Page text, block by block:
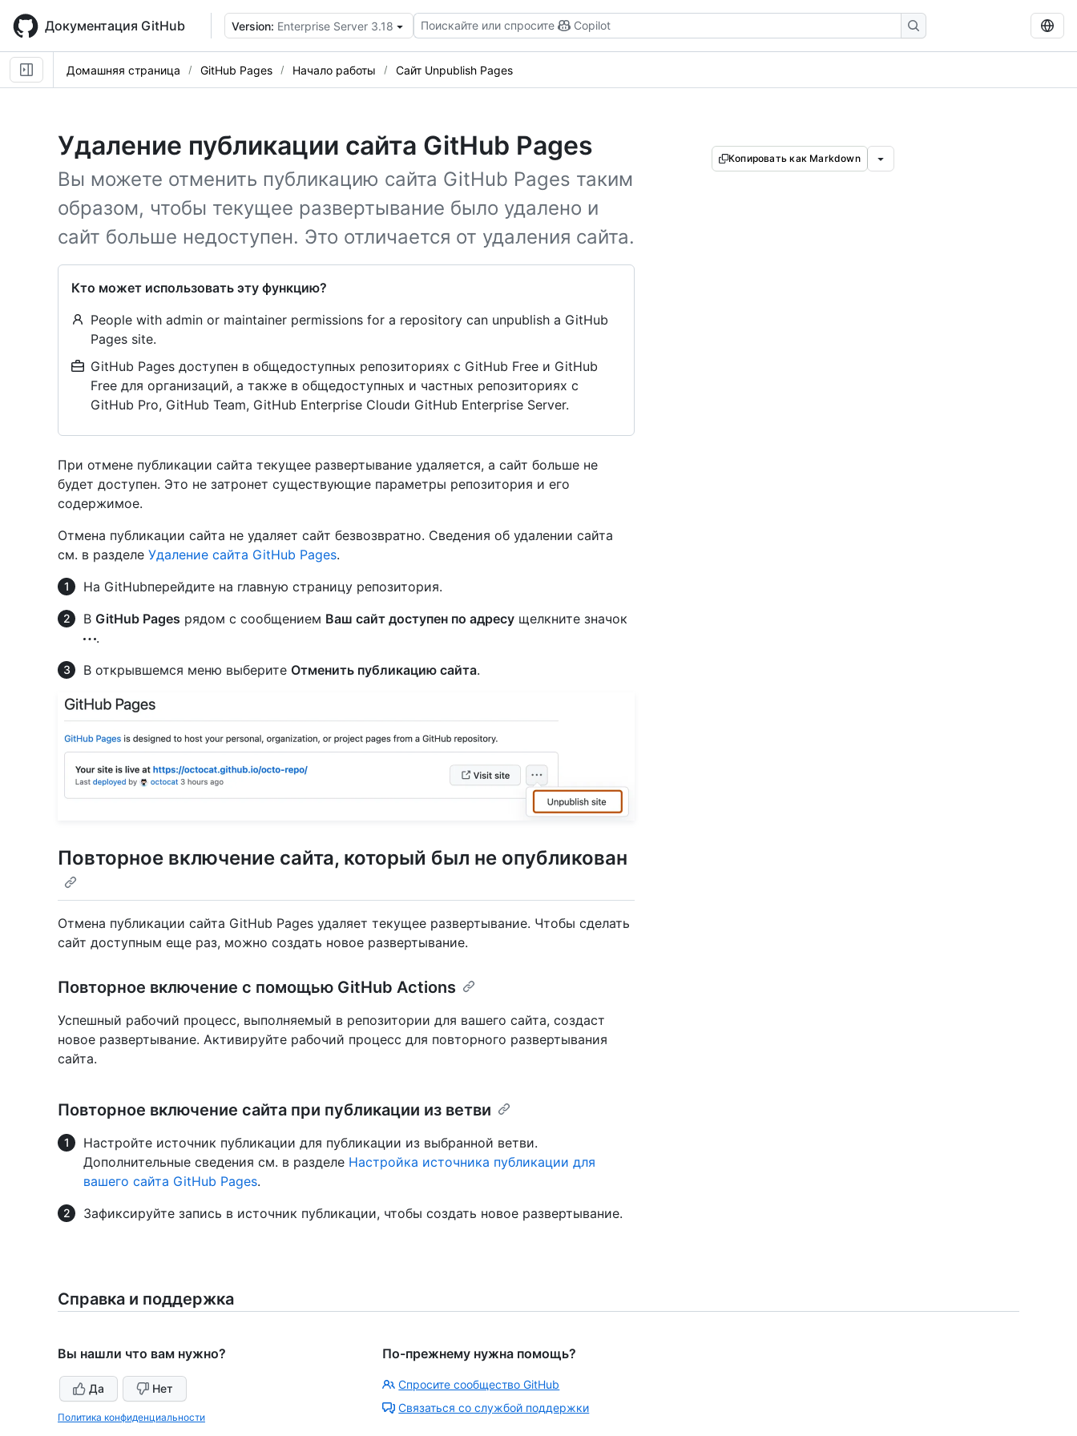
main
content
Документация GitHub Version: Enterprise Server 3.18 Поискайте или спросите Copilot
Домашняя страница GitHub Pages Начало работы Сайт Unpublish Pages
Удаление публикации сайта GitHub Pages
Вы можете отменить публикацию сайта GitHub Pages таким
образом, чтобы текущее развертывание было удалено и
сайт больше недоступен. Это отличается от удаления сайта.
Кто может использовать эту функцию?
People with admin or maintainer permissions for a repository can unpublish a GitHub
Pages site.
GitHub Pages доступен в общедоступных репозиториях с GitHub Free и GitHub
Free для организаций, а также в общедоступных и частных репозиториях с
GitHub Pro, GitHub Team, GitHub Enterprise Cloudи GitHub Enterprise Server.
Копировать как Markdown
При отмене публикации сайта текущее развертывание удаляется, а сайт больше не
будет доступен. Это не затронет существующие параметры репозитория и его
содержимое.
Отмена публикации сайта не удаляет сайт безвозвратно. Сведения об удалении сайта
см. в разделе Удаление сайта GitHub Pages.
На GitHubперейдите на главную страницу репозитория.
В GitHub Pages рядом с сообщением Ваш сайт доступен по адресу щелкните значок
.
В открывшемся меню выберите Отменить публикацию сайта.
Повторное включение сайта, который был не опубликован
Отмена публикации сайта GitHub Pages удаляет текущее развертывание. Чтобы сделать
сайт доступным еще раз, можно создать новое развертывание.
Повторное включение с помощью GitHub Actions
Успешный рабочий процесс, выполняемый в репозитории для вашего сайта, создаст
новое развертывание. Активируйте рабочий процесс для повторного развертывания
сайта.
Повторное включение сайта при публикации из ветви
Настройте источник публикации для публикации из выбранной ветви.
Дополнительные сведения см. в разделе Настройка источника публикации для
вашего сайта GitHub Pages.
Зафиксируйте запись в источник публикации, чтобы создать новое развертывание.
Справка и поддержка
Вы нашли что вам нужно?
Да Нет
Политика конфиденциальности
По-прежнему нужна помощь?
Спросите сообщество GitHub
Связаться со службой поддержки